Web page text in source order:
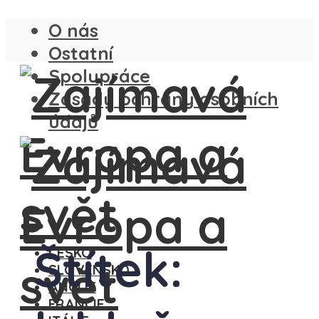
O nás
Ostatní
Spolupráce
Zásady ochrany osobních
údajů
ČESKO
SLOVENSKO
ANGLIE
FRANCIE
Štítek: